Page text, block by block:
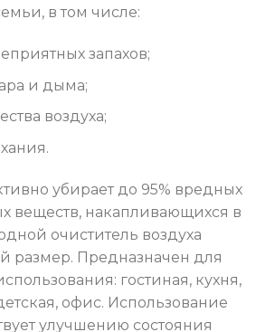
в том числе:
запахов;
и дыма;
воздуха;
убирает до 95% вредных
веществ, накапливающихся в
очиститель воздуха
размер. Предназначен для
гостиная, кухня,
офис. Использование
улучшению состояния